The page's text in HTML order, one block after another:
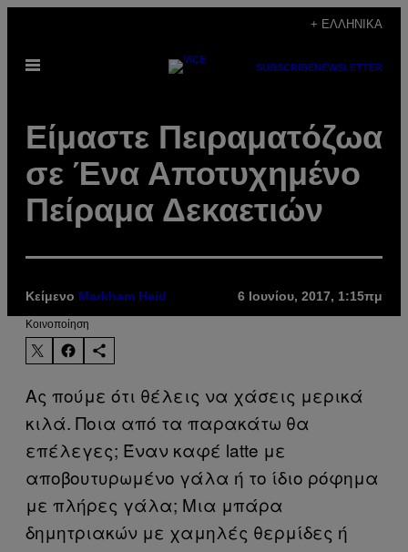
περιεχόμενο
+ ΕΛΛΗΝΙΚΆ
Ανοίξτε
SUBSCRIBENEWSLETTER
Είμαστε Πειραματόζωα
σε Ένα Αποτυχημένο
Πείραμα Δεκαετιών
Κείμενο Markham Heid 6 Ιουνίου, 2017, 1:15πμ
Kοινοποίηση
Ας πούμε ότι θέλεις να χάσεις μερικά
κιλά. Ποια από τα παρακάτω θα
επέλεγες; Έναν καφέ latte με
αποβουτυρωμένο γάλα ή το ίδιο ρόφημα
με πλήρες γάλα; Μια μπάρα
δημητριακών με χαμηλές θερμίδες ή